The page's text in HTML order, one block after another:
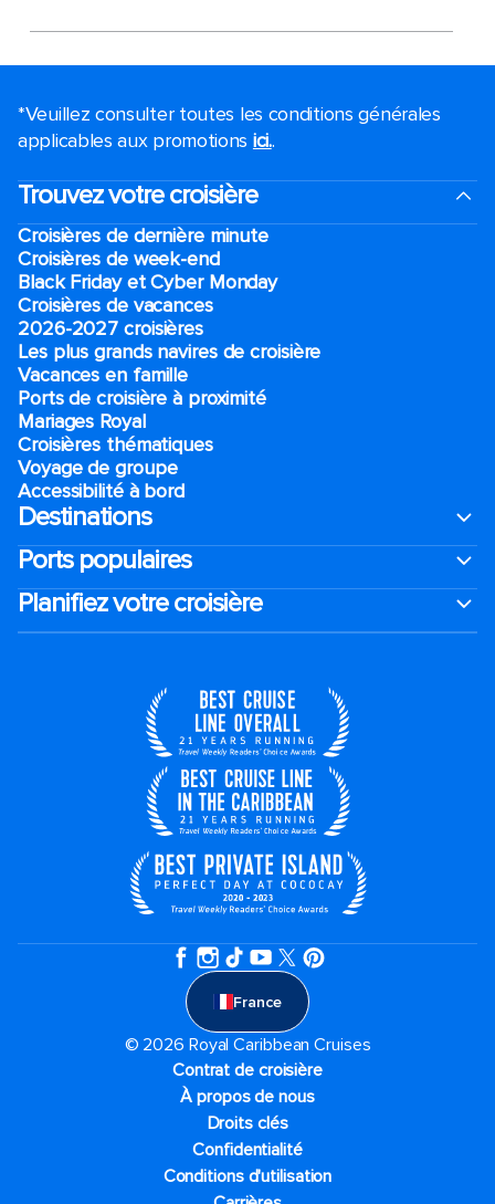
*Veuillez consulter toutes les conditions générales
applicables aux promotions ici..
Trouvez votre croisière
Croisières de dernière minute
Croisières de week-end
Black Friday et Cyber Monday
Croisières de vacances
2026-2027 croisières
Les plus grands navires de croisière
Vacances en famille
Ports de croisière à proximité
Mariages Royal
Croisières thématiques
Voyage de groupe​
Accessibilité à bord​
Destinations
Ports populaires
Planifiez votre croisière
France
© 2026 Royal Caribbean Cruises
Contrat de croisière
À propos de nous
Droits clés
Confidentialité
Conditions d'utilisation